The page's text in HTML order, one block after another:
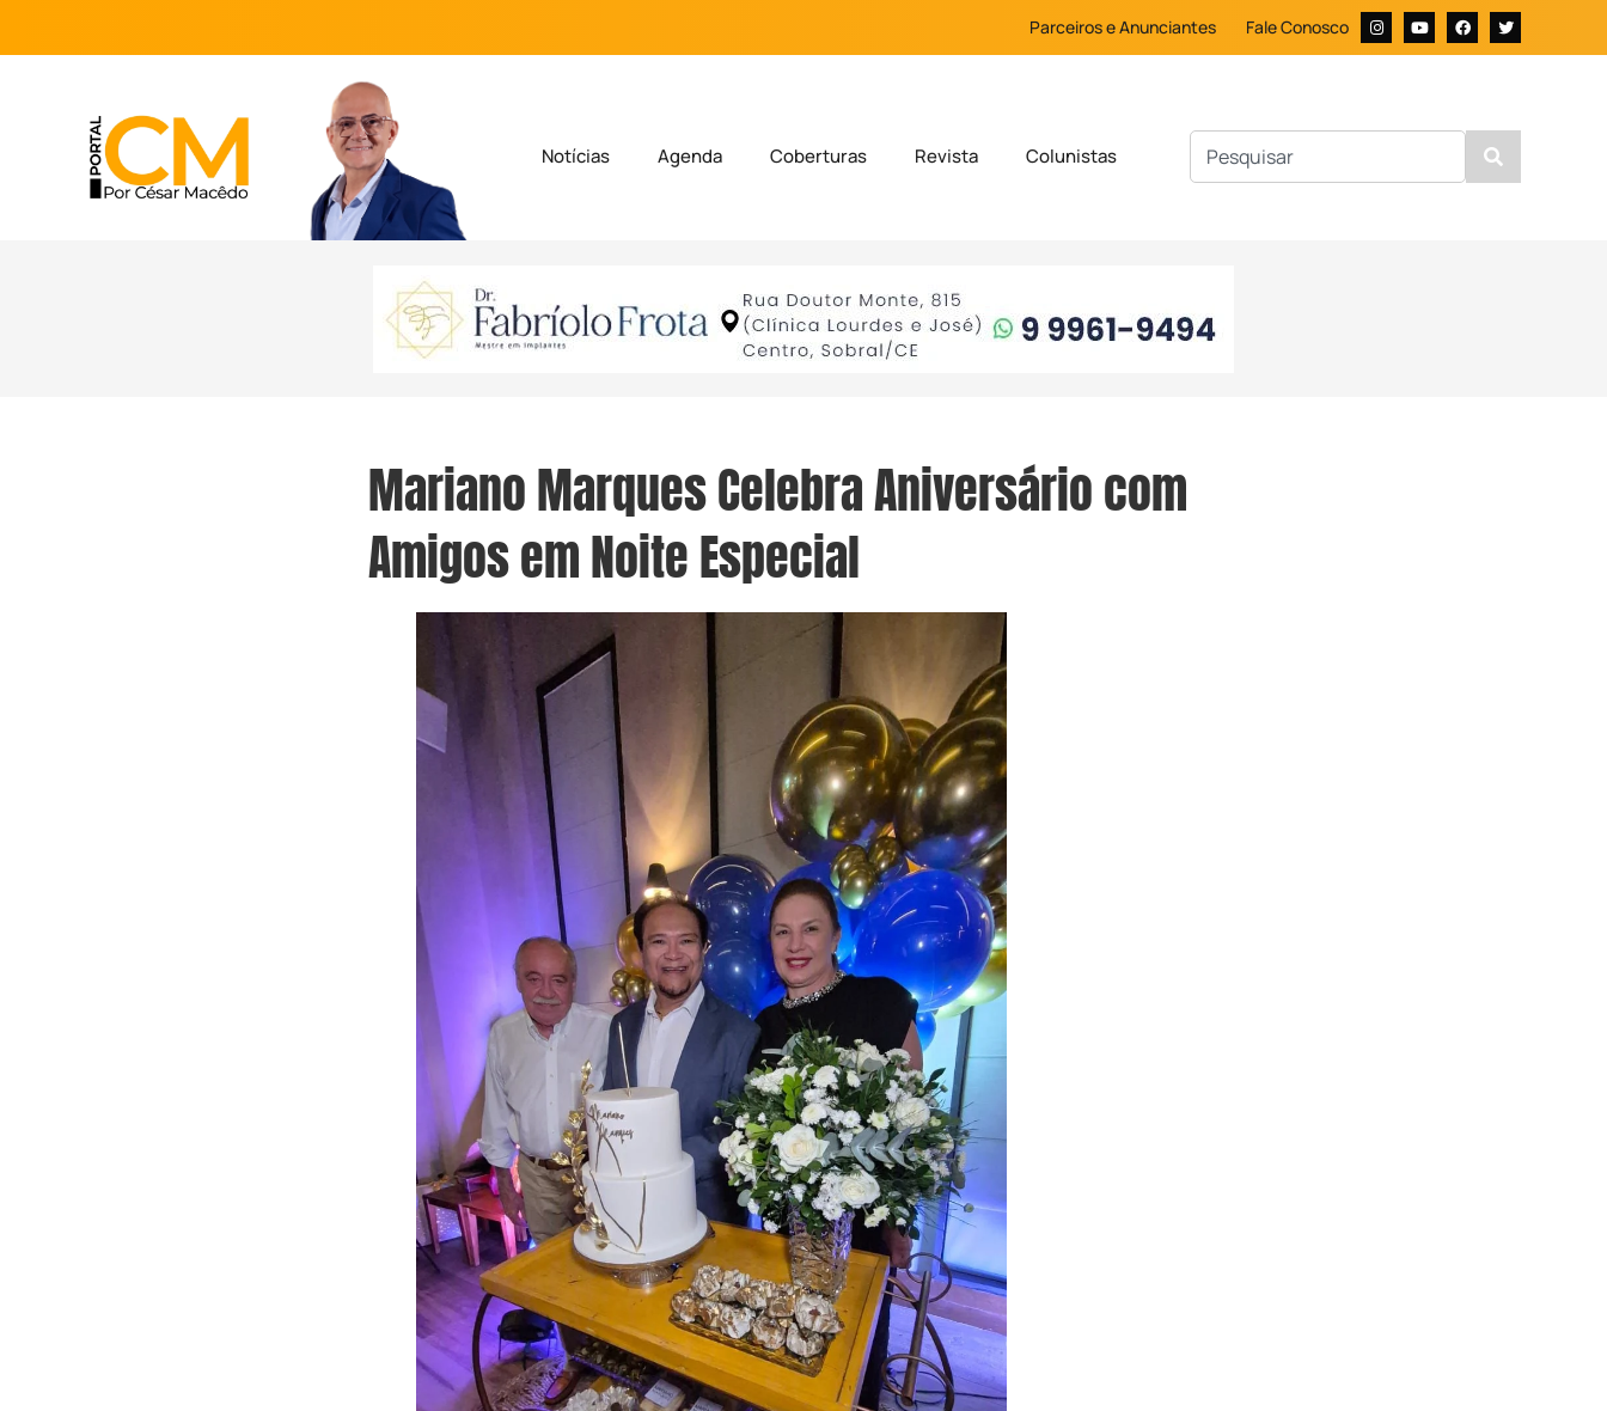
Parceiros e Anunciantes Fale Conosco
Notícias Agenda Coberturas Revista Colunistas
Mariano Marques Celebra Aniversário com
Amigos em Noite Especial